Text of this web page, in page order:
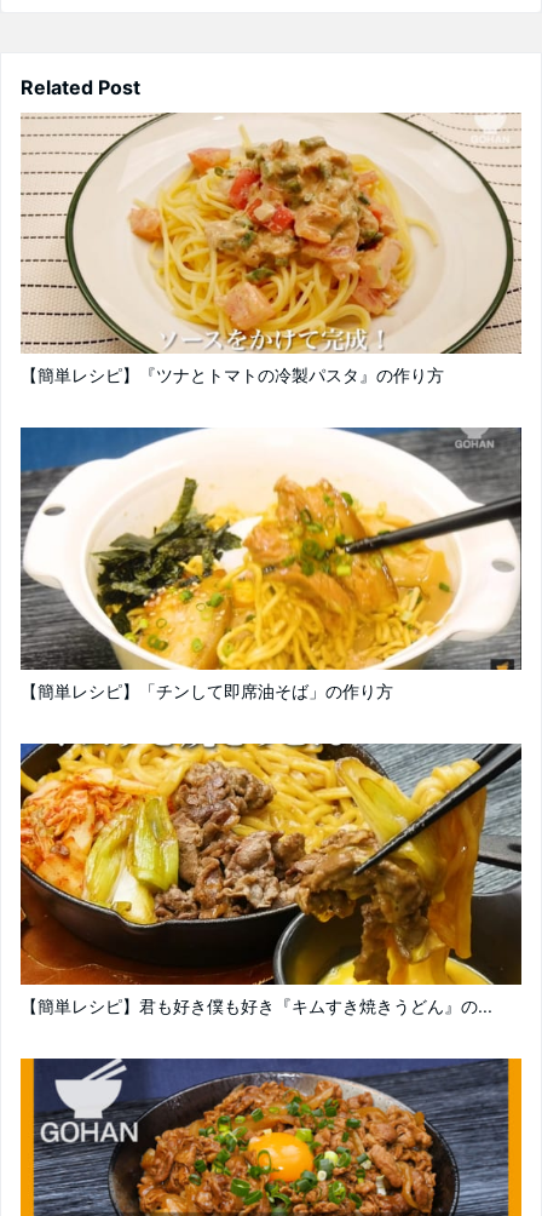
Related Post
【簡単レシピ】『ツナとトマトの冷製パスタ』の作り方
【簡単レシピ】「チンして即席油そば」の作り方
【簡単レシピ】君も好き僕も好き『キムすき焼きうどん』の...